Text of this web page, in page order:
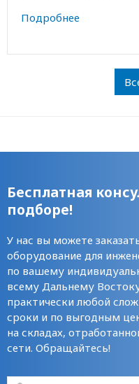
Подробнее
Бесплатная
подборе!
У нас вы можете
оборудование для
по вашему
всему Дальнему
практически любой
сроки и по выгодным
на складах,
сети. Обращайтесь!